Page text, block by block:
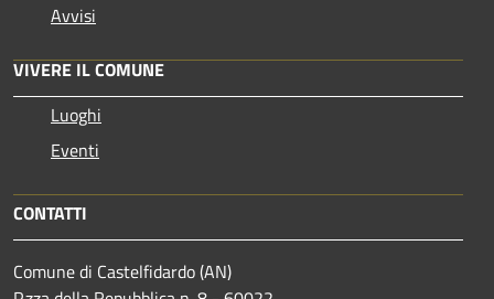
Avvisi
VIVERE IL COMUNE
Luoghi
Eventi
CONTATTI
Comune di Castelfidardo (AN)